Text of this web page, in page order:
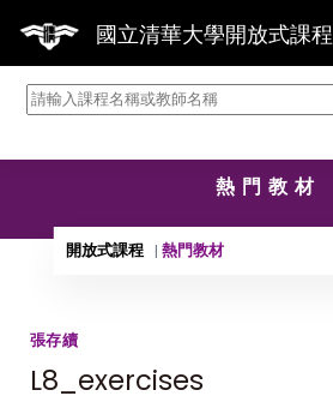
國立清華大學開放式課程
熱門教材
開放式課程 熱門教材
張存續
L8_exercises